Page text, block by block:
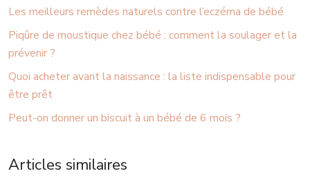
Les meilleurs remèdes naturels contre l’eczéma de bébé
Piqûre de moustique chez bébé : comment la soulager et la
prévenir ?
Quoi acheter avant la naissance : la liste indispensable pour
être prêt
Peut-on donner un biscuit à un bébé de 6 mois ?
Articles similaires